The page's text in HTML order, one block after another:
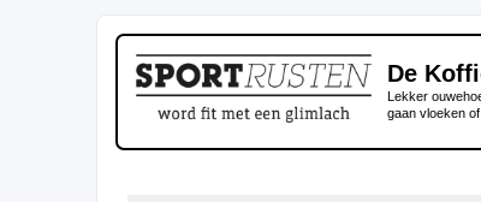
De
Lekker
gaan vloeken